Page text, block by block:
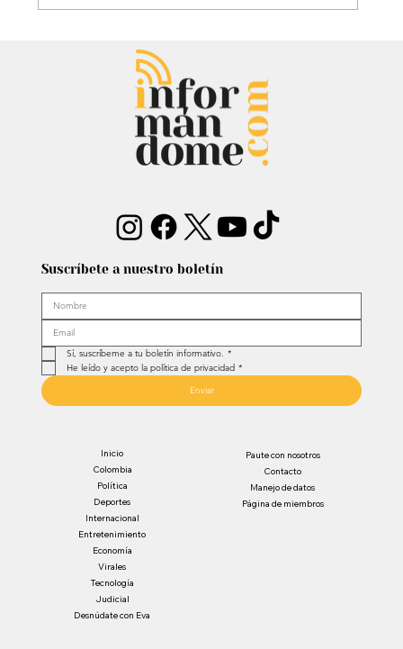
Mauricio Lizcano apuesta por la
ciencia: Anuncia a investigador del
Atlántico como fórmula
vicepresidencial
Suscríbete a nuestro boletín
Sí, suscríbeme a tu boletín informativo. *
He leído y acepto la política de privacidad *
Enviar
Inicio
Colombia
Política
Deportes
Internacional
Entretenimiento
Economía
Virales
Tecnología
Judicial
Desnúdate con Eva
Paute con nosotros
Contacto
Manejo de datos
Página de miembros